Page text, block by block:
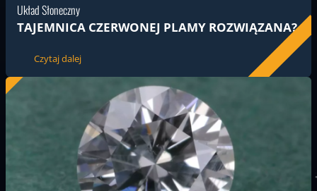
TAJEMNICA CZERWONEJ PLAMY ROZWIĄZANA?
Czytaj dalej
Układ Słoneczny